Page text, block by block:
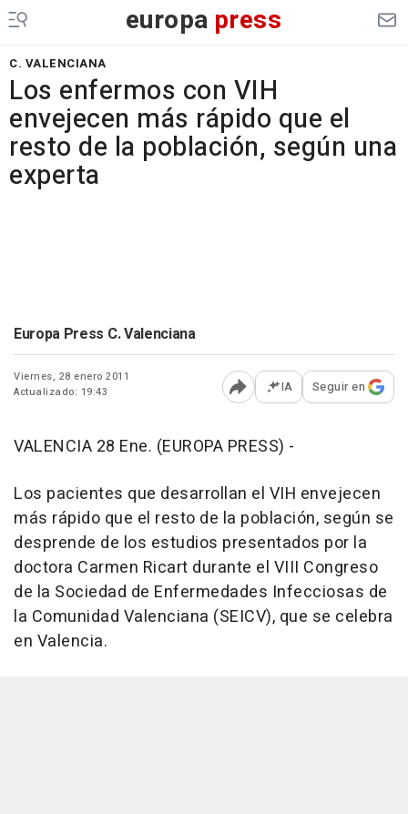
europa press
C. VALENCIANA
Los enfermos con VIH
envejecen más rápido que el
resto de la población, según una
experta
Europa Press C. Valenciana
Viernes, 28 enero 2011
Actualizado: 19:43
Abrir opciones para
IA Seguir en
VALENCIA 28 Ene. (EUROPA PRESS) -
Los pacientes que desarrollan el VIH envejecen
más rápido que el resto de la población, según se
desprende de los estudios presentados por la
doctora Carmen Ricart durante el VIII Congreso
de la Sociedad de Enfermedades Infecciosas de
la Comunidad Valenciana (SEICV), que se celebra
en Valencia.